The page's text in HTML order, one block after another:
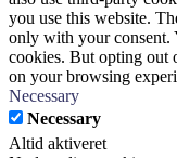
you use this website.
only with your consent.
cookies. But opting out
on your browsing
Necessary
Necessary
Altid aktiveret